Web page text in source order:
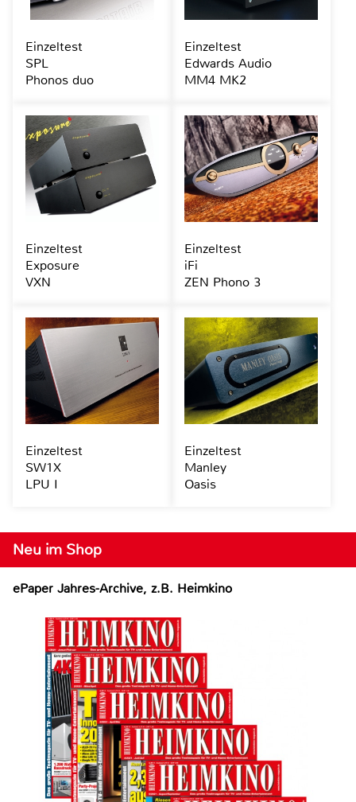
Neu im Shop
ePaper Jahres-Archive, z.B. Heimkino
Einzeltest
SPL
Phonos duo
Einzeltest
Edwards Audio
MM4 MK2
Einzeltest
Exposure
VXN
Einzeltest
iFi
ZEN Phono 3
Einzeltest
SW1X
LPU I
Einzeltest
Manley
Oasis